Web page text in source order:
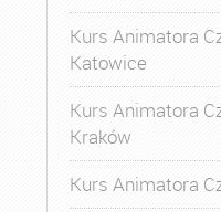
Kurs Animatora
Katowice
Kurs Animatora
Kraków
Kurs Animatora